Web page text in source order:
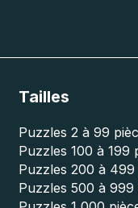
Tailles
Puzzles 2 à 99
Puzzles 100 à 199
Puzzles 200 à 499
Puzzles 500 à 999